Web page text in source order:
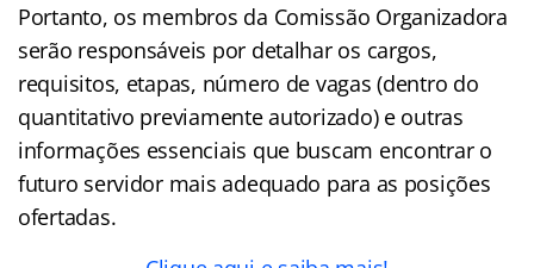
Portanto, os membros da Comissão Organizadora
serão responsáveis por detalhar os cargos,
requisitos, etapas, número de vagas (dentro do
quantitativo previamente autorizado) e outras
informações essenciais que buscam encontrar o
futuro servidor mais adequado para as posições
ofertadas.